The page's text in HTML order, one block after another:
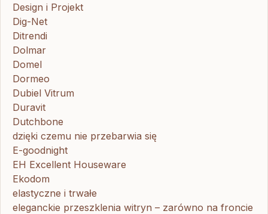
Design i Projekt
Dig-Net
Ditrendi
Dolmar
Domel
Dormeo
Dubiel Vitrum
Duravit
Dutchbone
dzięki czemu nie przebarwia się
E-goodnight
EH Excellent Houseware
Ekodom
elastyczne i trwałe
eleganckie przeszklenia witryn – zarówno na froncie